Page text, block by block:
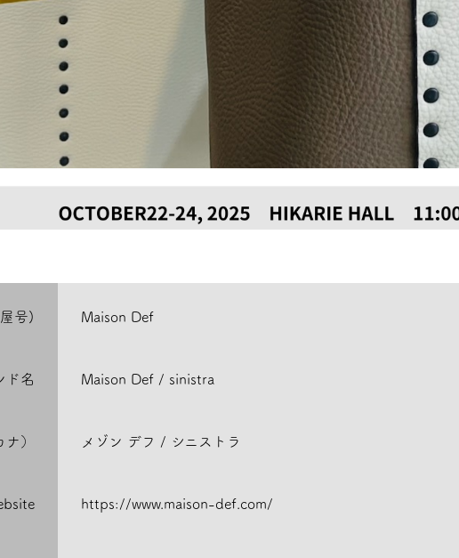
号) Maison Def
ド名 Maison Def / sinistra
） メゾン デフ / シニストラ
https://www.maison-def.com/